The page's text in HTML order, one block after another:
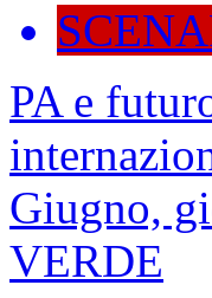
PA e
Giugno,
VERDE